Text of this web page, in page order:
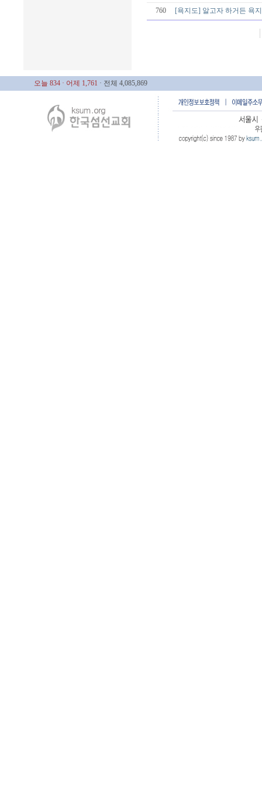
760 [욕지도] 알고자 하거든 욕
오늘 834 · 어제 1,761 · 전체 4,085,869